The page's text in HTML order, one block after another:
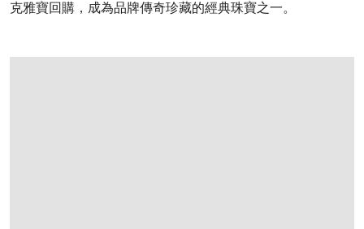
克雅寶回購，成為品牌傳奇珍藏的經典珠寶之一。